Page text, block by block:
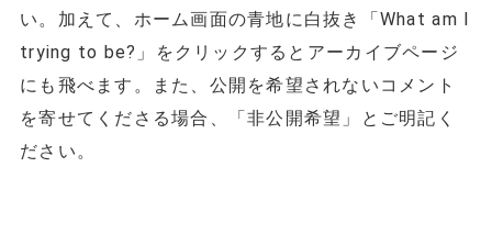
い。加えて、ホーム画面の青地に白抜き「What am I
trying to be?」をクリックするとアーカイブページ
にも飛べます。また、公開を希望されないコメント
を寄せてくださる場合、「非公開希望」とご明記く
ださい。